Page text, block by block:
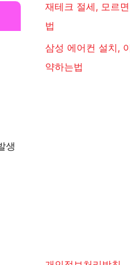
생
재테크 절세, 모르
법
삼성 에어컨 설치,
약하는법